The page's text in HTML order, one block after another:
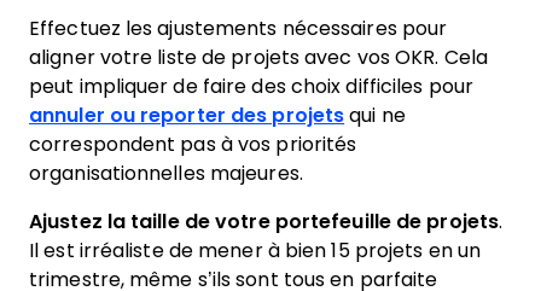
Effectuez les ajustements nécessaires pour
aligner votre liste de projets avec vos OKR. Cela
peut impliquer de faire des choix difficiles pour
annuler ou reporter des projets qui ne
correspondent pas à vos priorités
organisationnelles majeures.
Ajustez la taille de votre portefeuille de projets.
Il est irréaliste de mener à bien 15 projets en un
trimestre, même s’ils sont tous en parfaite